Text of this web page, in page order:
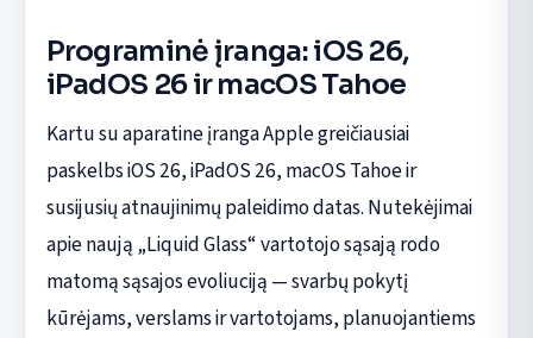
Programinė įranga: iOS 26,
iPadOS 26 ir macOS Tahoe
Kartu su aparatine įranga Apple greičiausiai
paskelbs iOS 26, iPadOS 26, macOS Tahoe ir
susijusių atnaujinimų paleidimo datas. Nutekėjimai
apie naują „Liquid Glass“ vartotojo sąsają rodo
matomą sąsajos evoliuciją — svarbų pokytį
kūrėjams, verslams ir vartotojams, planuojantiems